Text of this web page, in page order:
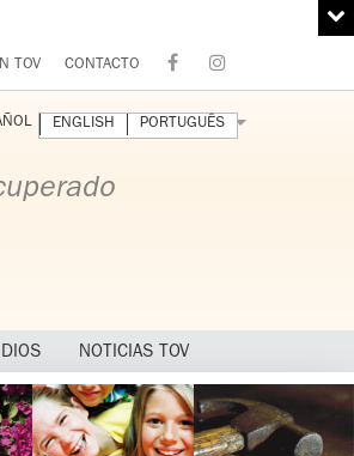
TOV CONTACTO
NOTICIAS TOV
ENGLISH PORTUGUÊS